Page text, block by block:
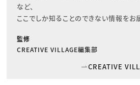
など、
ここでしか知ることのできない情報をお
監修
CREATIVE VILLAGE編集部
CREATIVE